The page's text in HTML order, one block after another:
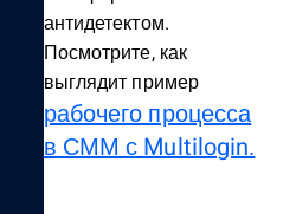
антидетектом.
Посмотрите, как
выглядит пример
рабочего процесса
в СММ с Multilogin.